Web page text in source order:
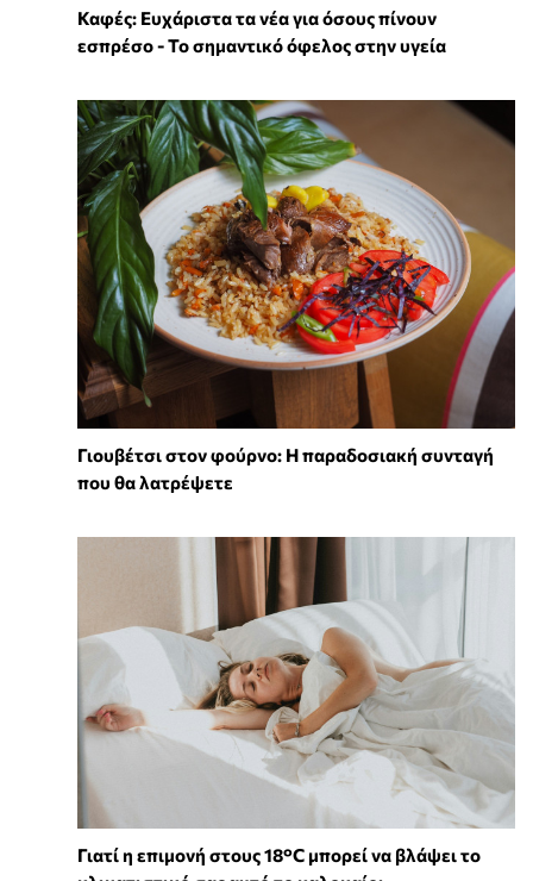
Καφές: Ευχάριστα τα νέα για όσους πίνουν
εσπρέσο - Το σημαντικό όφελος στην υγεία
Γιουβέτσι στον φούρνο: Η παραδοσιακή συνταγή
που θα λατρέψετε
Γιατί η επιμονή στους 18°C μπορεί να βλάψει το